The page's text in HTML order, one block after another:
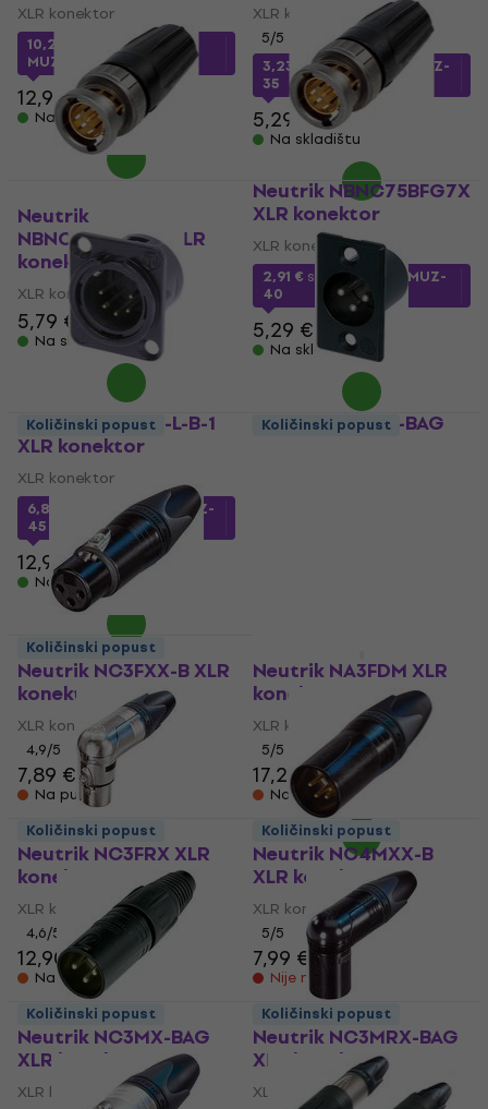
XLR konektor
10,28 € s kodom
MUZMUZ-20
12,90 €
Na skladištu
XLR konektor
5/5
3,23 €s kodomMUZMUZ-
35
5,29 €
Na skladištu
Neutrik
NBNC75BZV14X XLR
konektor
XLR konektor
5,79 € 6,49 €
Na skladištu
Neutrik NBNC75BFG7X
XLR konektor
XLR konektor
2,91 € s kodom MUZMUZ-
40
5,29 €
Na skladištu
Neutrik NC5MD-L-B-1
XLR konektor
XLR konektor
6,86 € s kodomMUZMUZ-
45
12,90 €
Na skladištu
Neutrik NC3MP-BAG
Količinski popust
Neutrik NC3FXX-B XLR
konektor
XLR konektor
4,9/5
7,89 €
Na putu
Količinski popust
Neutrik NA3FDM XLR
konektor
XLR konektor
5/5
17,20 €
Na putu
Količinski popust
Neutrik NC3FRX XLR
konektor
XLR konektor
4,6/5
12,90 €
Na putu
Neutrik NC4MXX-B
XLR konektor
XLR konektor
5/5
7,99 €
Nije na skladištu
Količinski popust
Neutrik NC3MX-BAG
XLR konektor
XLR konektor
Količinski popust
Neutrik NC3MRX-BAG
XLR konektor
XLR konektor
Količinski popust Količinski popust